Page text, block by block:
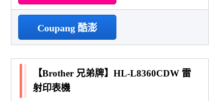
Coupang 酷澎
【Brother 兄弟牌】HL-L8360CDW 雷
射印表機